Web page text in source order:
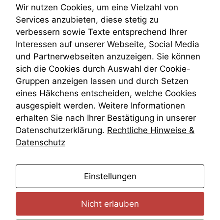
Teilungsklage
Venezuela
VRK
Wiederherstellungsanordnung
Zivilprozessordnung
ZPO
Zustellfiktion
Zuständigkeit
Öffentliches Personalrecht
Öffentlichkeitsprinzip
Wir nutzen Cookies, um eine Vielzahl von
Services anzubieten, diese stetig zu
verbessern sowie Texte entsprechend Ihrer
Interessen auf unserer Webseite, Social Media
und Partnerwebseiten anzuzeigen. Sie können
sich die Cookies durch Auswahl der Cookie-
Gruppen anzeigen lassen und durch Setzen
eines Häkchens entscheiden, welche Cookies
ausgespielt werden. Weitere Informationen
erhalten Sie nach Ihrer Bestätigung in unserer
Datenschutzerklärung. Rechtliche Hinweise &
Datenschutz
Einstellungen
Nicht erlauben
deaktivieren,
kann die
Website nicht
zu 100%
funktionieren.
Marketing
Wir speichern
anonyme Daten ab,
um interne
marketingtechnische
Auswertungen